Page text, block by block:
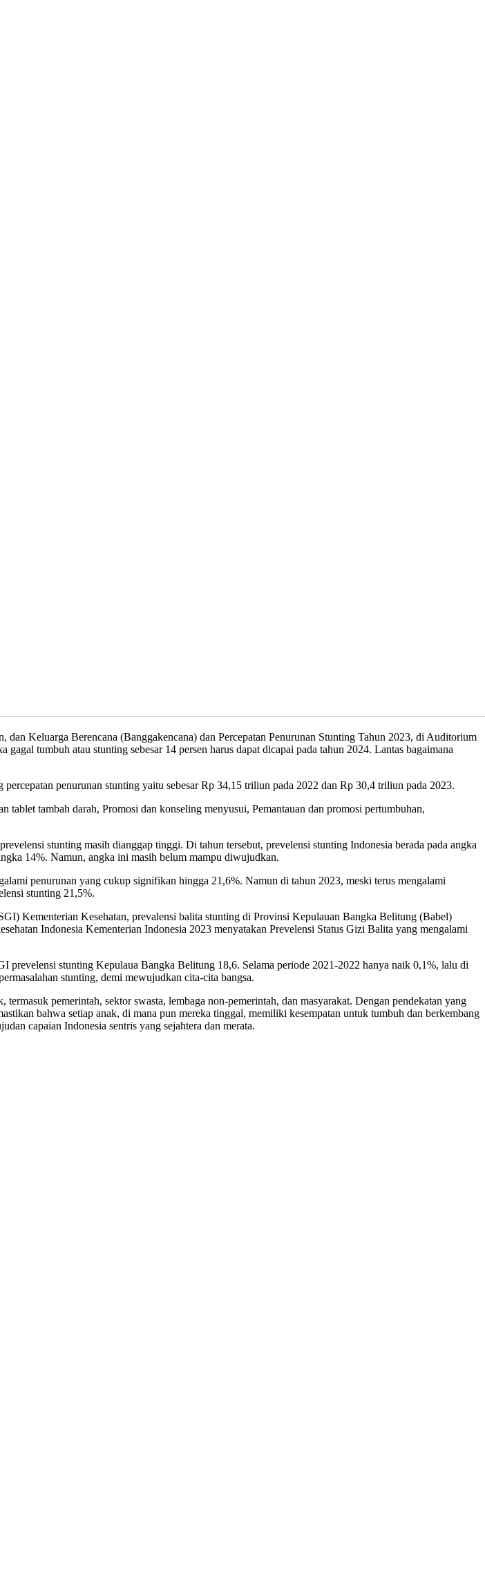
Keluarga Berencana (Banggakencana) dan Percepatan Penurunan Stunting Tahun 2023, di Auditorium
tumbuh atau stunting sebesar 14 persen harus dapat dicapai pada tahun 2024. Lantas bagaimana
penurunan stunting yaitu sebesar Rp 34,15 triliun pada 2022 dan Rp 30,4 triliun pada 2023.
tambah darah, Promosi dan konseling menyusui, Pemantauan dan promosi pertumbuhan,
stunting masih dianggap tinggi. Di tahun tersebut, prevelensi stunting Indonesia berada pada angka
14%. Namun, angka ini masih belum mampu diwujudkan.
penurunan yang cukup signifikan hingga 21,6%. Namun di tahun 2023, meski terus mengalami
stunting 21,5%.
Kementerian Kesehatan, prevalensi balita stunting di Provinsi Kepulauan Bangka Belitung (Babel)
Indonesia Kementerian Indonesia 2023 menyatakan Prevelensi Status Gizi Balita yang mengalami
prevelensi stunting Kepulaua Bangka Belitung 18,6. Selama periode 2021-2022 hanya naik 0,1%, lalu di
stunting, demi mewujudkan cita-cita bangsa.
pemerintah, sektor swasta, lembaga non-pemerintah, dan masyarakat. Dengan pendekatan yang
bahwa setiap anak, di mana pun mereka tinggal, memiliki kesempatan untuk tumbuh dan berkembang
capaian Indonesia sentris yang sejahtera dan merata.